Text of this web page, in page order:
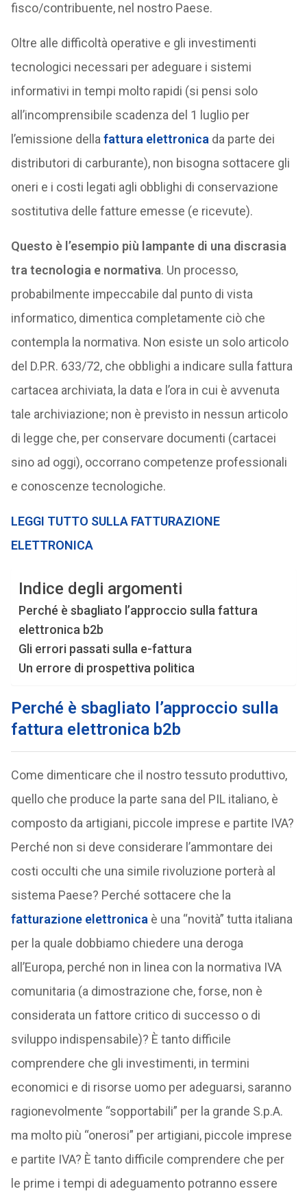
fisco/contribuente, nel nostro Paese.
Oltre alle difficoltà operative e gli investimenti
tecnologici necessari per adeguare i sistemi
informativi in tempi molto rapidi (si pensi solo
all’incomprensibile scadenza del 1 luglio per
l’emissione della fattura elettronica da parte dei
distributori di carburante), non bisogna sottacere gli
oneri e i costi legati agli obblighi di conservazione
sostitutiva delle fatture emesse (e ricevute).
Questo è l’esempio più lampante di una discrasia
tra tecnologia e normativa. Un processo,
probabilmente impeccabile dal punto di vista
informatico, dimentica completamente ciò che
contempla la normativa. Non esiste un solo articolo
del D.P.R. 633/72, che obblighi a indicare sulla fattura
cartacea archiviata, la data e l’ora in cui è avvenuta
tale archiviazione; non è previsto in nessun articolo
di legge che, per conservare documenti (cartacei
sino ad oggi), occorrano competenze professionali
e conoscenze tecnologiche.
LEGGI TUTTO SULLA FATTURAZIONE
ELETTRONICA
Indice degli argomenti
Perché è sbagliato l’approccio sulla fattura
elettronica b2b
Gli errori passati sulla e-fattura
Un errore di prospettiva politica
Perché è sbagliato l’approccio sulla
fattura elettronica b2b
Come dimenticare che il nostro tessuto produttivo,
quello che produce la parte sana del PIL italiano, è
composto da artigiani, piccole imprese e partite IVA?
Perché non si deve considerare l’ammontare dei
costi occulti che una simile rivoluzione porterà al
sistema Paese? Perché sottacere che la
fatturazione elettronica è una “novità” tutta italiana
per la quale dobbiamo chiedere una deroga
all’Europa, perché non in linea con la normativa IVA
comunitaria (a dimostrazione che, forse, non è
considerata un fattore critico di successo o di
sviluppo indispensabile)? È tanto difficile
comprendere che gli investimenti, in termini
economici e di risorse uomo per adeguarsi, saranno
ragionevolmente “sopportabili” per la grande S.p.A.
ma molto più “onerosi” per artigiani, piccole imprese
e partite IVA? È tanto difficile comprendere che per
le prime i tempi di adeguamento potranno essere